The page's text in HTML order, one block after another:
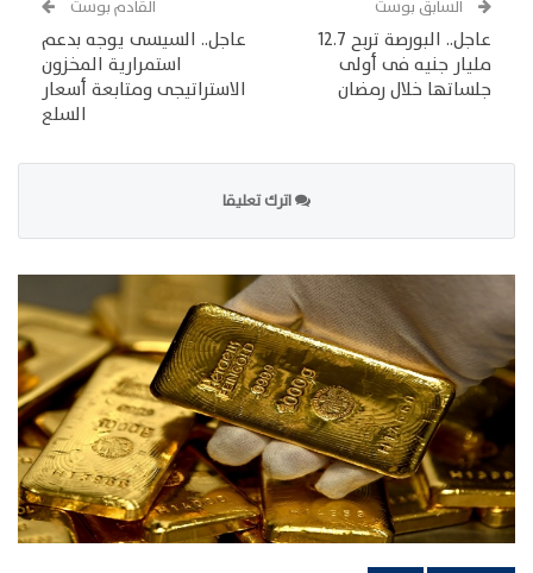
السابق بوست
عاجل.. البورصة تربح 12.7
مليار جنيه فى أولى
جلساتها خلال رمضان
القادم بوست
عاجل.. السيسى يوجه بدعم
استمرارية المخزون
الاستراتيجى ومتابعة أسعار
السلع
اترك تعليقا